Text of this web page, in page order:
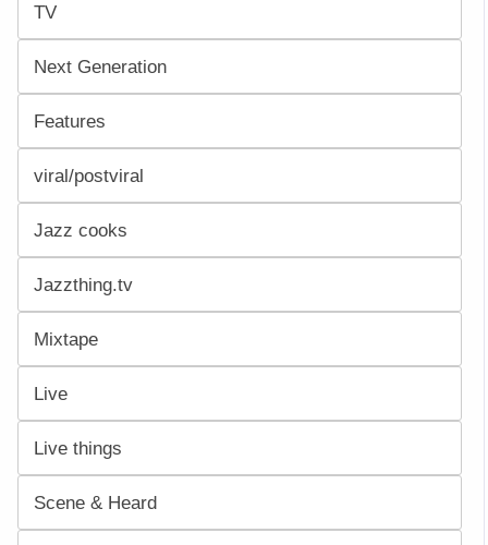
TV
Next Generation
Features
viral/postviral
Jazz cooks
Jazzthing.tv
Mixtape
Live
Live things
Scene & Heard